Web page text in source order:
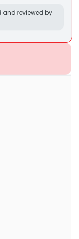
and reviewed by